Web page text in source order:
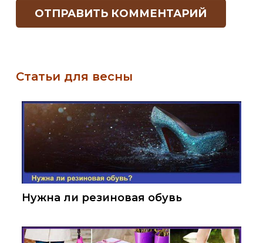
ОТПРАВИТЬ КОММЕНТАРИЙ
Статьи для весны
Нужна ли резиновая обувь